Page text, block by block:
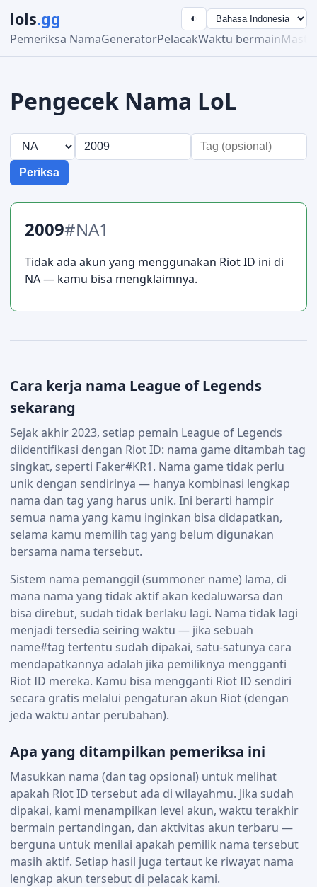
lols.gg
Pemeriksa NamaGeneratorPelacakWaktu bermain
◐
Pengecek Nama LoL
Periksa
2009#NA1
Tidak ada akun yang menggunakan Riot ID ini di
NA — kamu bisa mengklaimnya.
Cara kerja nama League of Legends
sekarang
Sejak akhir 2023, setiap pemain League of Legends
diidentifikasi dengan Riot ID: nama game ditambah tag
singkat, seperti Faker#KR1. Nama game tidak perlu
unik dengan sendirinya — hanya kombinasi lengkap
nama dan tag yang harus unik. Ini berarti hampir
semua nama yang kamu inginkan bisa didapatkan,
selama kamu memilih tag yang belum digunakan
bersama nama tersebut.
Sistem nama pemanggil (summoner name) lama, di
mana nama yang tidak aktif akan kedaluwarsa dan
bisa direbut, sudah tidak berlaku lagi. Nama tidak lagi
menjadi tersedia seiring waktu — jika sebuah
name#tag tertentu sudah dipakai, satu-satunya cara
mendapatkannya adalah jika pemiliknya mengganti
Riot ID mereka. Kamu bisa mengganti Riot ID sendiri
secara gratis melalui pengaturan akun Riot (dengan
jeda waktu antar perubahan).
Apa yang ditampilkan pemeriksa ini
Masukkan nama (dan tag opsional) untuk melihat
apakah Riot ID tersebut ada di wilayahmu. Jika sudah
dipakai, kami menampilkan level akun, waktu terakhir
bermain pertandingan, dan aktivitas akun terbaru —
berguna untuk menilai apakah pemilik nama tersebut
masih aktif. Setiap hasil juga tertaut ke riwayat nama
lengkap akun tersebut di pelacak kami.